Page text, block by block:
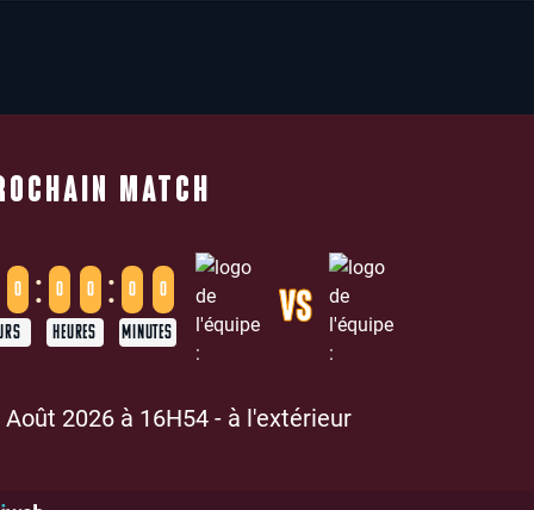
MATCH
0 : 0 0
HEURES
: 0 0
MINUTES VS
Août 2026 à 16H54 - à l'extérieur